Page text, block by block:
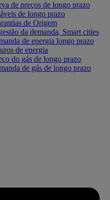
de preços de longo prazo
de longo prazo
de Origem
da demanda, Smart cities
de energia longo prazo
de energia
do gás de longo prazo
de gás de longo prazo